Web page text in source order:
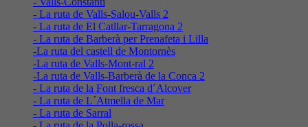
- La ruta de Valls-Salou-Valls 2
- La ruta de El Catllar-Tarragona 2
- La ruta de Barberà per Prenafeta i Lilla
-La ruta del castell de Montornès
-La ruta de Valls-Mont-ral 2
-La ruta de Valls-Barberà de la Conca 2
- La ruta de la Font fresca d´Alcover
- La ruta de L´Atmella de Mar
- La ruta de Sarral